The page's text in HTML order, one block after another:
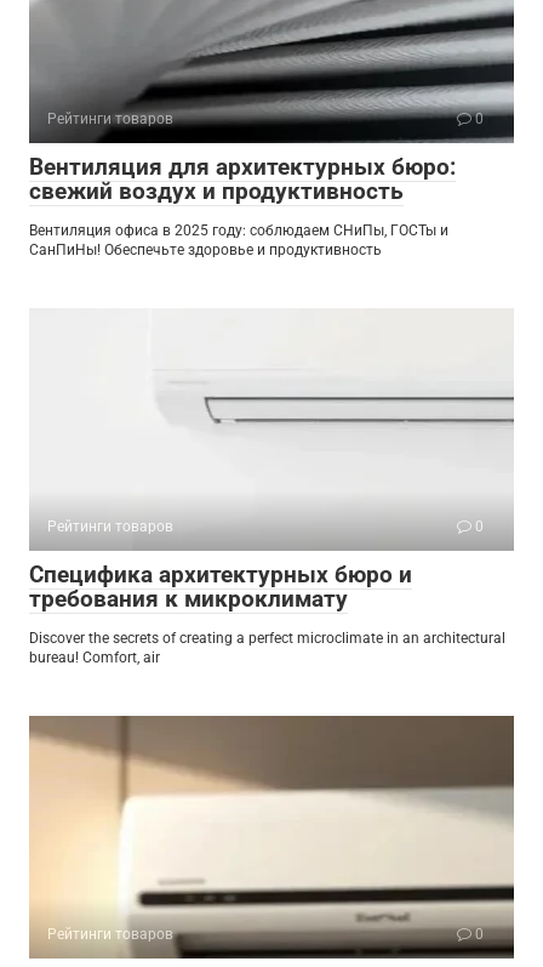
Рейтинги товаров 0
Вентиляция для архитектурных бюро:
свежий воздух и продуктивность
Вентиляция офиса в 2025 году: соблюдаем СНиПы, ГОСТы и
СанПиНы! Обеспечьте здоровье и продуктивность
Рейтинги товаров 0
Специфика архитектурных бюро и
требования к микроклимату
Discover the secrets of creating a perfect microclimate in an architectural
bureau! Comfort, air
Рейтинги товаров 0